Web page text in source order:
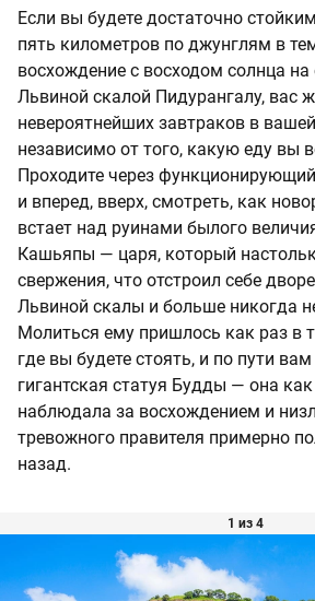
Если вы будете достаточно
пять километров по джунглям в
восхождение с восходом солнца
Львиной скалой Пидурангалу, вас
невероятнейших завтраков в
независимо от того, какую еду вы
Проходите через
и вперед, вверх, смотреть, как
встает над руинами былого
Кашьяпы — царя, который
свержения, что отстроил себе
Львиной скалы и больше никогда
Молиться ему пришлось как раз в
где вы будете стоять, и по пути вам
гигантская статуя Будды — она
наблюдала за восхождением и
тревожного правителя примерно
назад.
1 из 4